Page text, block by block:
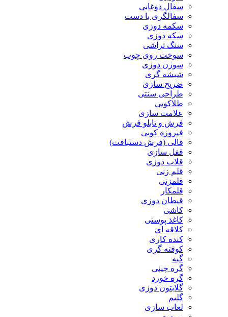
سفال دوغابی
سفالگری با دست
سکمه دوزی
سکه دوزی
سنگ تراشی
سوخت روی چوب
سوزن دوزی
شیشه گری
ضریح سازی
طراحی سنتی
طلاکوبی
علامت سازی
فرش و تابلو فرش
فیروزه کوبی
قالی (فرش دستبافت)
قفل سازی
قلاب دوزی
قلم زنی
قلمزنی
قلمکار
قیطان دوزی
کاشی
کاغذ پوستی
کلاقه ای
کنده کاری
کوفته گری
گبه
گره چینی
گره خورد
گلابتون دوزی
گلیم
لعاب سازی